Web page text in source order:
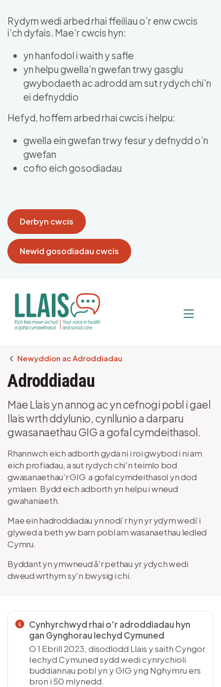
Rydym wedi arbed rhai ffeiliau o’r enw cwcis
i’ch dyfais. Mae’r cwcis hyn:
yn hanfodol i waith y safle
yn helpu gwella’n gwefan trwy gasglu
gwybodaeth ac adrodd am sut rydych chi’n
ei defnyddio
Hefyd, hoffem arbed rhai cwcis i helpu:
gwella ein gwefan trwy fesur y defnydd o’n
gwefan
cofio eich gosodiadau
Derbyn cwcis
Newid gosodiadau cwcis
Breadcrumb
Newyddion ac Adroddiadau
Adroddiadau
Mae Llais yn annog ac yn cefnogi pobl i gael
llais wrth ddylunio, cynllunio a darparu
gwasanaethau GIG a gofal cymdeithasol.
Rhannwch eich adborth gyda ni i roi gwybod i ni am
eich profiadau, a sut rydych chi'n teimlo bod
gwasanaethau'r GIG a gofal cymdeithasol yn dod
ymlaen. Bydd eich adborth yn helpu i wneud
gwahaniaeth.
Mae ein hadroddiadau yn nodi’r hyn yr ydym wedi’i
glywed a beth yw barn pobl am wasanaethau ledled
Cymru.
Byddant yn ymwneud â'r pethau yr ydych wedi
dweud wrthym sy'n bwysig i chi.
Cynhyrchwyd rhai o'r adroddiadau hyn
gan Gynghorau Iechyd Cymuned
O 1 Ebrill 2023, disodlodd Llais y saith Cyngor
Iechyd Cymuned sydd wedi cynrychioli
buddiannau pobl yn y GIG yng Nghymru ers
bron i 50 mlynedd.